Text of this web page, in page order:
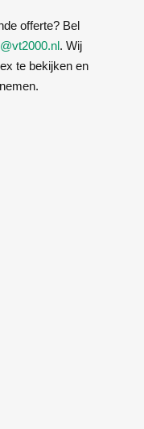
offerte? Bel
. Wij
te bekijken en